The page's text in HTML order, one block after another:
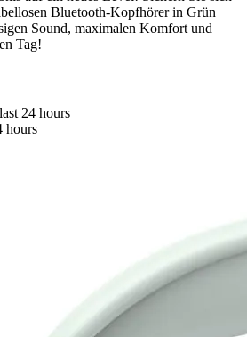
Bluetooth-Kopfhörer in Grün
Sound, maximalen Komfort und
Tag!
24 hours
hours